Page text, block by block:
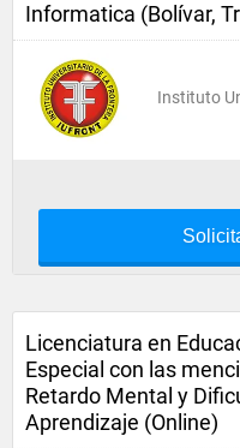
Informatica (Bolívar,
Instituto
Licenciatura en
Especial con las
Retardo Mental y
Aprendizaje (Online)